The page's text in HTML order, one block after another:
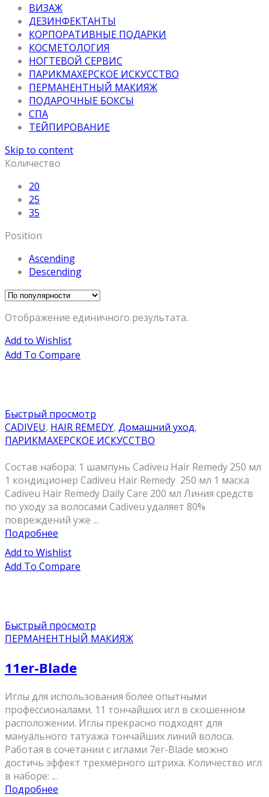
ВИЗАЖ
ДЕЗИНФЕКТАНТЫ
КОРПОРАТИВНЫЕ ПОДАРКИ
КОСМЕТОЛОГИЯ
НОГТЕВОЙ СЕРВИС
ПАРИКМАХЕРСКОЕ ИСКУССТВО
ПЕРМАНЕНТНЫЙ МАКИЯЖ
ПОДАРОЧНЫЕ БОКСЫ
СПА
ТЕЙПИРОВАНИЕ
Skip to content
Количество
20
25
35
Position
Ascending
Descending
Отображение единичного результата.
Add to Wishlist
Add To Compare
Быстрый просмотр
CADIVEU, HAIR REMEDY, Домашний уход,
ПАРИКМАХЕРСКОЕ ИСКУССТВО
Состав набора: 1 шампунь Cadiveu Hair Remedy 250 мл
1 кондиционер Cadiveu Hair Remedy 250 мл 1 маска
Cadiveu Hair Remedy Daily Care 200 мл Линия средств
по уходу за волосами Cadiveu удаляет 80%
повреждений уже ...
Подробнее
Add to Wishlist
Add To Compare
Быстрый просмотр
ПЕРМАНЕНТНЫЙ МАКИЯЖ
11er-Blade
Иглы для использования более опытными
профессионалами. 11 тончайших игл в скошенном
расположении. Иглы прекрасно подходят для
мануального татуажа тончайших линий волоса.
Работая в сочетании с иглами 7er-Blade можно
достичь эффект трехмерного штриха. Количество игл
в наборе: ...
Подробнее